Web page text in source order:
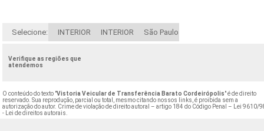
Selecione: INTERIOR INTERIOR São Paulo
Verifique as regiões que
atendemos
O conteúdo do texto "Vistoria Veicular de Transferência Barato Cordeirópolis" é de direito
reservado. Sua reprodução, parcial ou total, mesmo citando nossos links, é proibida sem a
autorização do autor. Crime de violação de direito autoral – artigo 184 do Código Penal –
Lei 9610/
- Lei de direitos autorais